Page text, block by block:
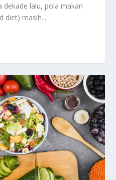
dekade lalu, pola makan
diet) masih...